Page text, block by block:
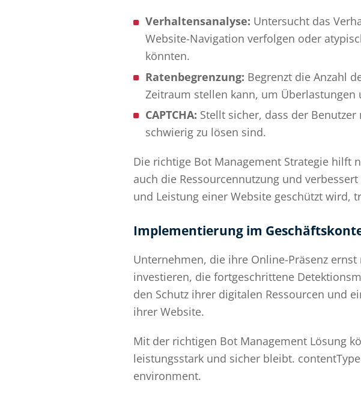
Verhaltensanalyse: Untersucht das
Website-Navigation verfolgen oder
könnten.
Ratenbegrenzung: Begrenzt die Anzahl
Zeitraum stellen kann, um Überlastungen
CAPTCHA: Stellt sicher, dass der
schwierig zu lösen sind.
Die richtige Bot Management Strategie
auch die Ressourcennutzung und
und Leistung einer Website geschützt wird,
Implementierung im
Unternehmen, die ihre Online-Präsenz
investieren, die fortgeschrittene
den Schutz ihrer digitalen Ressourcen und
ihrer Website.
Mit der richtigen Bot Management Lösung
leistungsstark und sicher bleibt.
environment.